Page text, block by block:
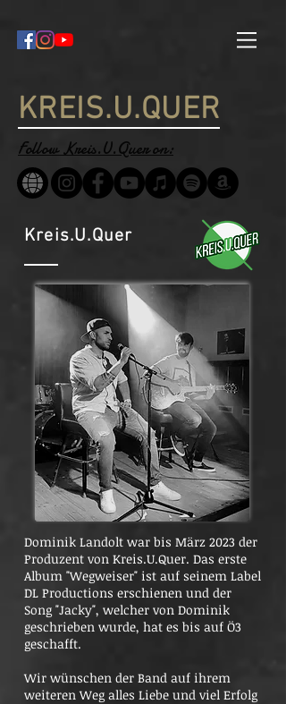
KREIS.U.QUER
Follow Kreis.U.Quer on:
Kreis.U.Quer
Dominik Landolt war bis März 2023 der
Produzent von Kreis.U.Quer. Das erste
Album "Wegweiser" ist auf seinem Label
DL Productions erschienen und der
Song "Jacky", welcher von Dominik
geschrieben wurde, hat es bis auf Ö3
geschafft.
Wir wünschen der Band auf ihrem
weiteren Weg alles Liebe und viel Erfolg